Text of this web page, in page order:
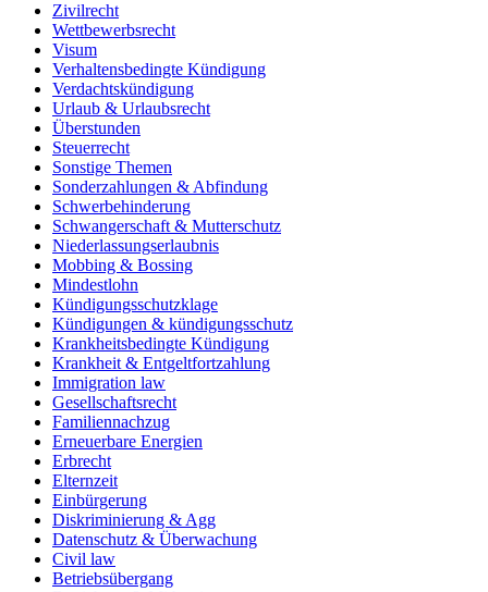
Zivilrecht
Wettbewerbsrecht
Visum
Verhaltensbedingte Kündigung
Verdachtskündigung
Urlaub & Urlaubsrecht
Überstunden
Steuerrecht
Sonstige Themen
Sonderzahlungen & Abfindung
Schwerbehinderung
Schwangerschaft & Mutterschutz
Niederlassungserlaubnis
Mobbing & Bossing
Mindestlohn
Kündigungsschutzklage
Kündigungen & kündigungsschutz
Krankheitsbedingte Kündigung
Krankheit & Entgeltfortzahlung
Immigration law
Gesellschaftsrecht
Familiennachzug
Erneuerbare Energien
Erbrecht
Elternzeit
Einbürgerung
Diskriminierung & Agg
Datenschutz & Überwachung
Civil law
Betriebsübergang